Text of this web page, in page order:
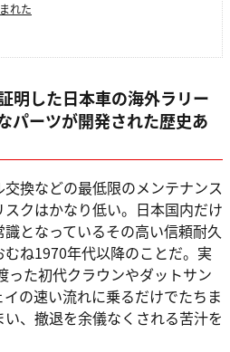
れた
明した日本車の海外ラリー
パーツが開発された歴史あ
換などの最低限のメンテナンス
クはかなり低い。日本国内だけ
となっているその高い信頼耐久
ね1970年代以降のことだ。実
った初代クラウンやダットサン
の速い流れに乗るだけでたちま
、撤退を余儀なくされる苦汁を